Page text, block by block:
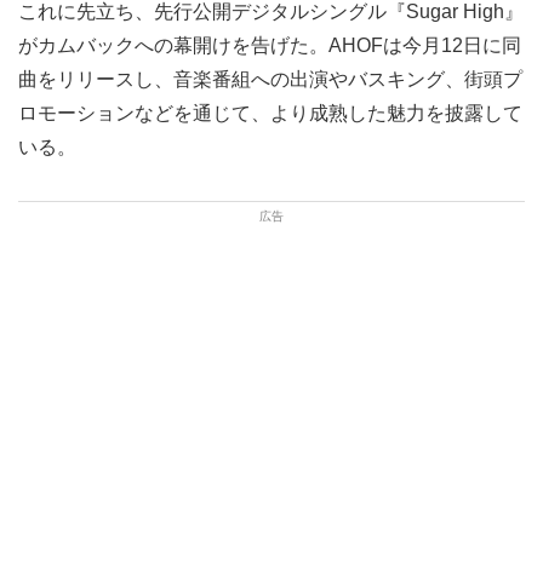
これに先立ち、先行公開デジタルシングル『Sugar High』
がカムバックへの幕開けを告げた。AHOFは今月12日に同
曲をリリースし、音楽番組への出演やバスキング、街頭プ
ロモーションなどを通じて、より成熟した魅力を披露して
いる。